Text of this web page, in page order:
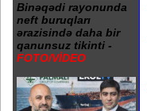
Binəqədi rayonunda
neft buruqları
ərazisində daha bir
qanunsuz tikinti -
FOTO/VİDEO